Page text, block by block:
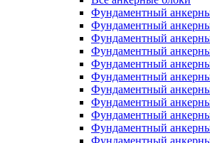
Фундаментный
Фундаментный
Фундаментный
Фундаментный
Фундаментный
Фундаментный
Фундаментный
Фундаментный
Фундаментный
Фундаментный
Фундаментный